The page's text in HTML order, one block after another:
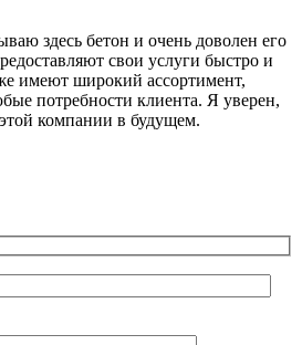
здесь бетон и очень доволен его
свои услуги быстро и
имеют широкий ассортимент,
потребности клиента. Я уверен,
компании в будущем.